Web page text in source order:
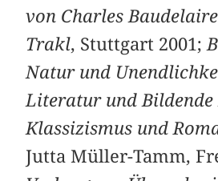
von Charles
Trakl, Stuttgart 2001;
Natur und
Literatur und Bildende
Klassizismus und
Jutta Müller-Tamm,